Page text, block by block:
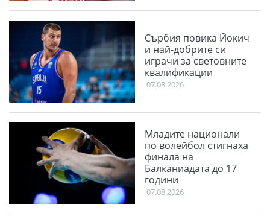
Сърбия повика Йокич
и най-добрите си
играчи за световните
квалификации
07.08.2026
Младите национали
по волейбол стигнаха
финала на
Балканиадата до 17
години
07.08.2026